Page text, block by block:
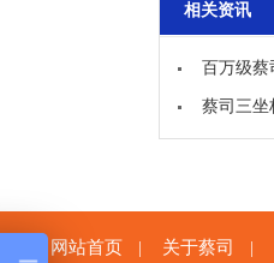
相关资讯
百万级蔡
蔡司三坐
网站首页 关于蔡司